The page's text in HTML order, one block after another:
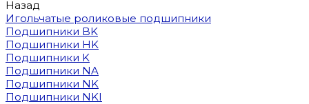
Назад
Игольчатые роликовые подшипники
Подшипники BK
Подшипники HK
Подшипники K
Подшипники NA
Подшипники NK
Подшипники NKI